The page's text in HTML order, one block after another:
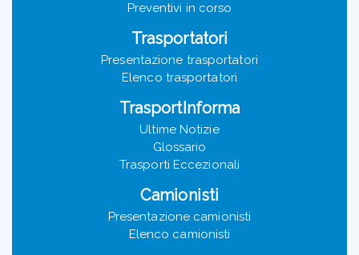
Preventivi in corso
Trasportatori
Presentazione trasportatori
Elenco trasportatori
TrasportInforma
Ultime Notizie
Glossario
Trasporti Eccezionali
Camionisti
Presentazione camionisti
Elenco camionisti